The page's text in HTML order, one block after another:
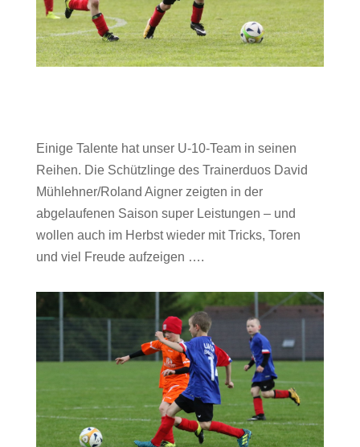
Einige Talente hat unser U-10-Team in seinen
Reihen. Die Schützlinge des Trainerduos David
Mühlehner/Roland Aigner zeigten in der
abgelaufenen Saison super Leistungen – und
wollen auch im Herbst wieder mit Tricks, Toren
und viel Freude aufzeigen ….